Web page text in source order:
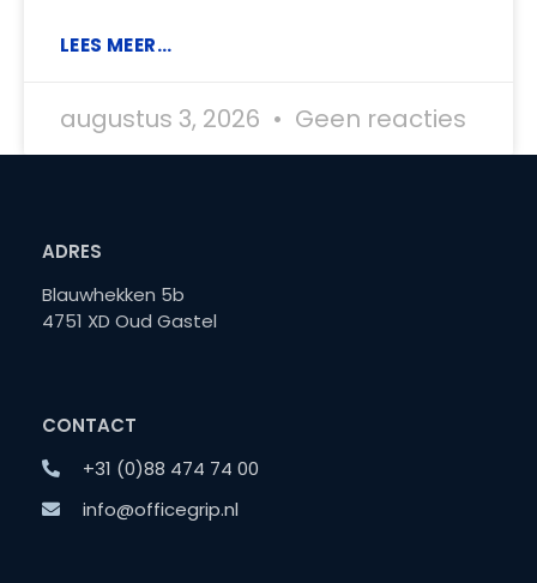
LEES MEER...
augustus 3, 2026 Geen reacties
ADRES
Blauwhekken 5b
4751 XD Oud Gastel
CONTACT
+31 (0)88 474 74 00
info@officegrip.nl